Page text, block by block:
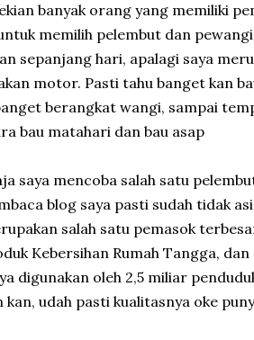
banyak orang yang memiliki
memilih pelembut dan
sepanjang hari, apalagi saya
motor. Pasti tahu banget kan
berangkat wangi, sampai
bau matahari dan bau asap
saya mencoba salah satu
blog saya pasti sudah tidak
salah satu pemasok
Kebersihan Rumah Tangga,
digunakan oleh 2,5 miliar
udah pasti kualitasnya oke